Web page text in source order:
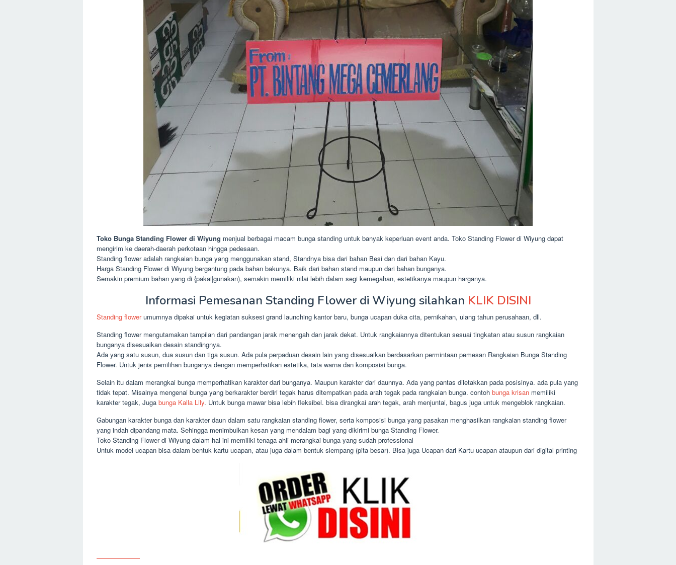
Toko Bunga Standing Flower di Wiyung menjual berbagai macam bunga standing untuk banyak keperluan event anda. Toko Standing Flower di Wiyung dapat
mengirim ke daerah-daerah perkotaan hingga pedesaan.
Standing flower adalah rangkaian bunga yang menggunakan stand, Standnya bisa dari bahan Besi dan dari bahan Kayu.
Harga Standing Flower di Wiyung bergantung pada bahan bakunya. Baik dari bahan stand maupun dari bahan bunganya.
Semakin premium bahan yang di {pakai|gunakan), semakin memiliki nilai lebih dalam segi kemegahan, estetikanya maupun harganya.
Informasi Pemesanan Standing Flower di Wiyung silahkan KLIK DISINI
Standing flowerumumnya dipakai untuk kegiatan suksesi grand launching kantor baru, bunga ucapan duka cita, pernikahan, ulang tahun perusahaan, dll.
Standing flower mengutamakan tampilan dari pandangan jarak menengah dan jarak dekat. Untuk rangkaiannya ditentukan sesuai tingkatan atau susun rangkaian
bunganya disesuaikan desain standingnya.
Ada yang satu susun, dua susun dan tiga susun. Ada pula perpaduan desain lain yang disesuaikan berdasarkan permintaan pemesan Rangkaian Bunga Standing
Flower. Untuk jenis pemilihan bunganya dengan memperhatikan estetika, tata warna dan komposisi bunga.
Selain itu dalam merangkai bunga memperhatikan karakter dari bunganya. Maupun karakter dari daunnya. Ada yang pantas diletakkan pada posisinya. ada pula yang
tidak tepat. Misalnya mengenai bunga yang berkarakter berdiri tegak harus ditempatkan pada arah tegak pada rangkaian bunga. contoh bunga krisan memiliki
karakter tegak, Juga bunga Kalla Lily. Untuk bunga mawar bisa lebih fleksibel. bisa dirangkai arah tegak, arah menjuntai, bagus juga untuk mengeblok rangkaian.
Gabungan karakter bunga dan karakter daun dalam satu rangkaian standing flower, serta komposisi bunga yang pasakan menghasilkan rangkaian standing flower
yang indah dipandang mata. Sehingga menimbulkan kesan yang mendalam bagi yang dikirimi bunga Standing Flower.
Toko Standing Flower di Wiyung dalam hal ini memiliki tenaga ahli merangkai bunga yang sudah professional
Untuk model ucapan bisa dalam bentuk kartu ucapan, atau juga dalam bentuk slempang (pita besar). Bisa juga Ucapan dari Kartu ucapan ataupun dari digital printing